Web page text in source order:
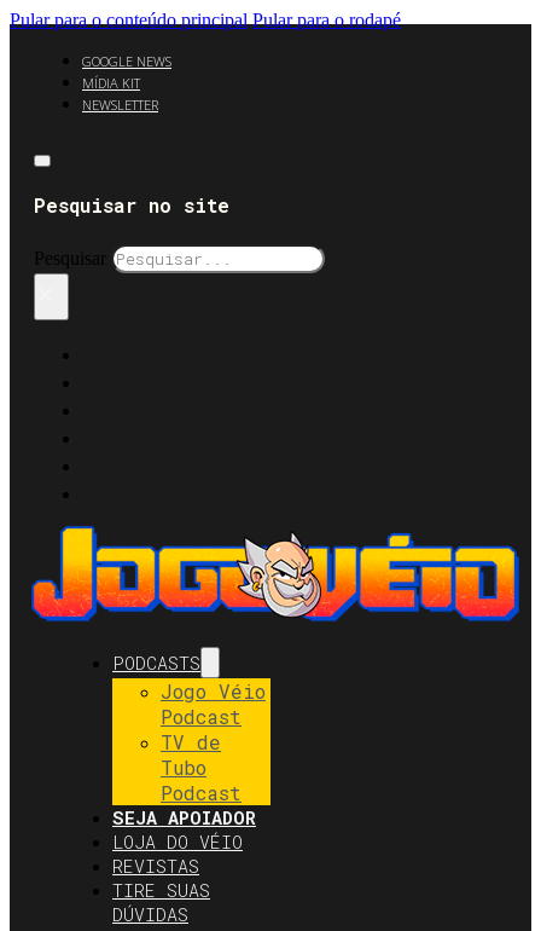
Pular para o conteúdo principal Pular para o rodapé
GOOGLE NEWS
MÍDIA KIT
NEWSLETTER
Pesquisar no site
Pesquisar
PODCASTS
Jogo Véio
Podcast
TV de
Tubo
Podcast
SEJA APOIADOR
LOJA DO VÉIO
REVISTAS
TIRE SUAS
DÚVIDAS